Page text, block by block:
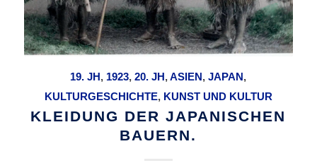
19. JH, 1923,20. JH,ASIEN,JAPAN,
KULTURGESCHICHTE, KUNST UND KULTUR
KLEIDUNG DER JAPANISCHEN
BAUERN.